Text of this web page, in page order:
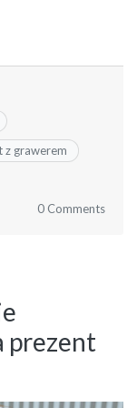
z grawerem
0 Comments
prezent